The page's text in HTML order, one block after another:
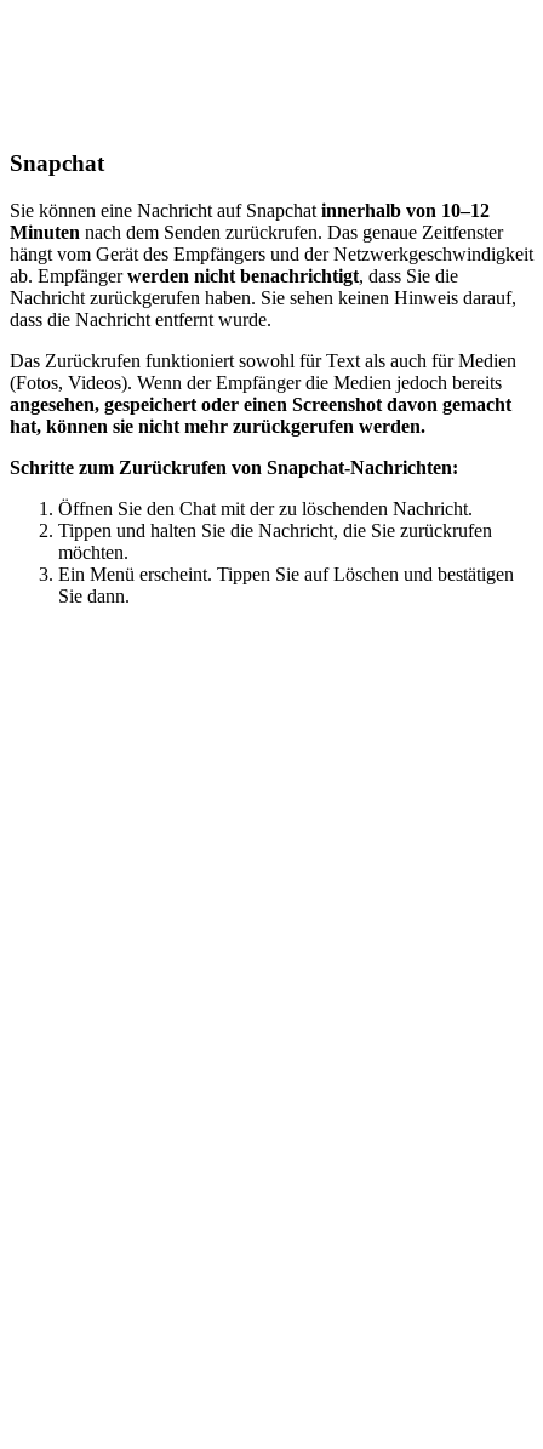
Snapchat
Sie können eine Nachricht auf Snapchat innerhalb von 10–12
Minuten nach dem Senden zurückrufen. Das genaue Zeitfenster
hängt vom Gerät des Empfängers und der Netzwerkgeschwindigkeit
ab. Empfängerwerden nicht benachrichtigt, dass Sie die
Nachricht zurückgerufen haben. Sie sehen keinen Hinweis darauf,
dass die Nachricht entfernt wurde.
Das Zurückrufen funktioniert sowohl für Text als auch für Medien
(Fotos, Videos). Wenn der Empfänger die Medien jedoch bereits
angesehen, gespeichert oder einen Screenshot davon gemacht
hat, können sie nicht mehr zurückgerufen werden.
Schritte zum Zurückrufen von Snapchat-Nachrichten:
Öffnen Sie den Chat mit der zu löschenden Nachricht.
Tippen und halten Sie die Nachricht, die Sie zurückrufen
möchten.
Ein Menü erscheint. Tippen Sie auf Löschen und bestätigen
Sie dann.